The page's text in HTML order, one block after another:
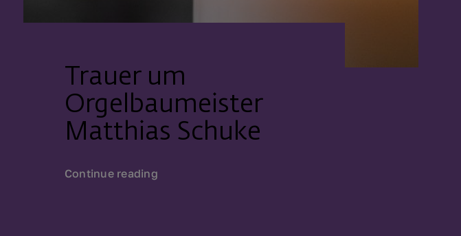
Trauer um
Orgelbaumeister
Matthias Schuke
Continue reading